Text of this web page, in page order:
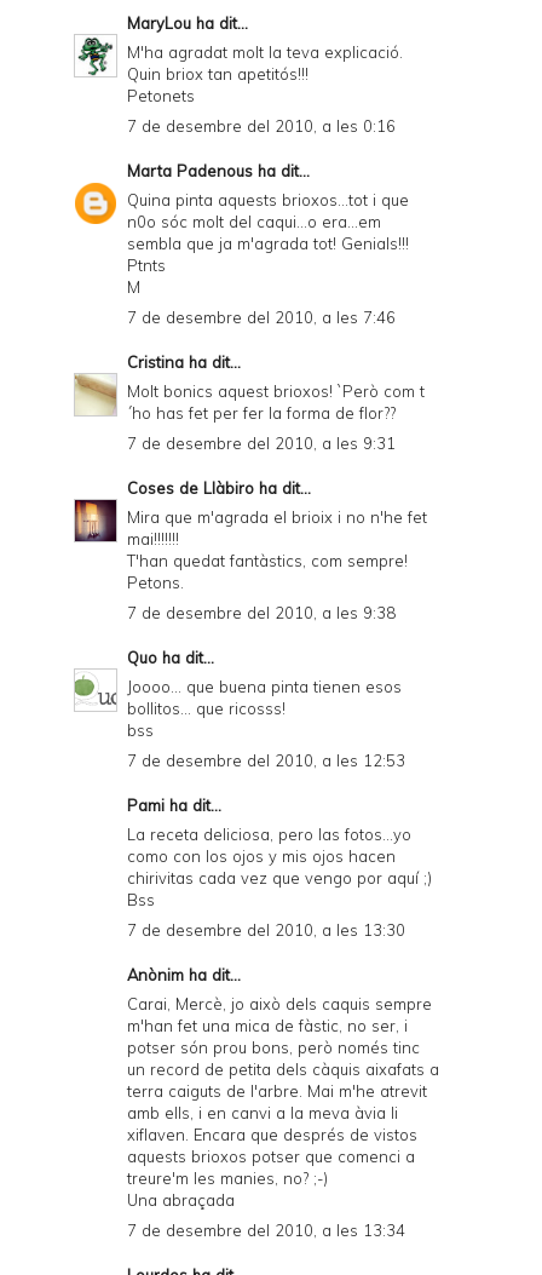
MaryLou ha dit...
M'ha agradat molt la teva explicació.
Quin briox tan apetitós!!!
Petonets
7 de desembre del 2010, a les 0:16
Marta Padenous ha dit...
Quina pinta aquests brioxos...tot i que
n0o sóc molt del caqui...o era...em
sembla que ja m'agrada tot! Genials!!!
Ptnts
M
7 de desembre del 2010, a les 7:46
Cristina ha dit...
Molt bonics aquest brioxos! `Però com t
´ho has fet per fer la forma de flor??
7 de desembre del 2010, a les 9:31
Coses de Llàbiro ha dit...
Mira que m'agrada el brioix i no n'he fet
mai!!!!!!!
T'han quedat fantàstics, com sempre!
Petons.
7 de desembre del 2010, a les 9:38
Quo ha dit...
Joooo... que buena pinta tienen esos
bollitos... que ricosss!
bss
7 de desembre del 2010, a les 12:53
Pami ha dit...
La receta deliciosa, pero las fotos...yo
como con los ojos y mis ojos hacen
chirivitas cada vez que vengo por aquí ;)
Bss
7 de desembre del 2010, a les 13:30
Anònim ha dit...
Carai, Mercè, jo això dels caquis sempre
m'han fet una mica de fàstic, no ser, i
potser són prou bons, però només tinc
un record de petita dels càquis aixafats a
terra caiguts de l'arbre. Mai m'he atrevit
amb ells, i en canvi a la meva àvia li
xiflaven. Encara que després de vistos
aquests brioxos potser que comenci a
treure'm les manies, no? ;-)
Una abraçada
7 de desembre del 2010, a les 13:34